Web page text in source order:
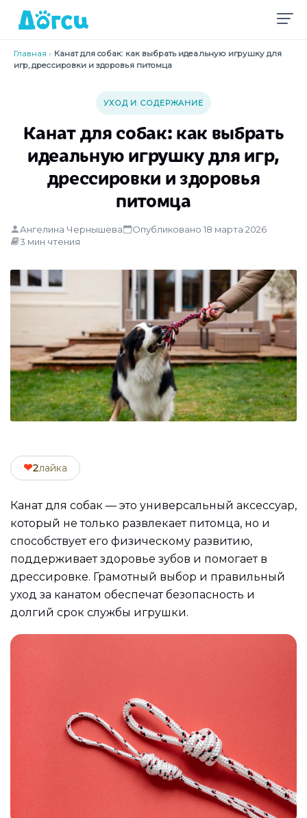
Главная › Канат для собак: как выбрать идеальную игрушку для
игр, дрессировки и здоровья питомца
УХОД И СОДЕРЖАНИЕ
Канат для собак: как выбрать
идеальную игрушку для игр,
дрессировки и здоровья
питомца
Ангелина Чернышева
Опубликовано 18 марта 2026
3 мин чтения
❤2лайка
Канат для собак — это универсальный аксессуар,
который не только развлекает питомца, но и
способствует его физическому развитию,
поддерживает здоровье зубов и помогает в
дрессировке. Грамотный выбор и правильный
уход за канатом обеспечат безопасность и
долгий срок службы игрушки.